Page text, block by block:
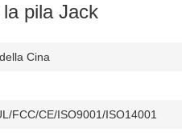
pila Jack
Cina
FCC/CE/ISO9001/ISO14001